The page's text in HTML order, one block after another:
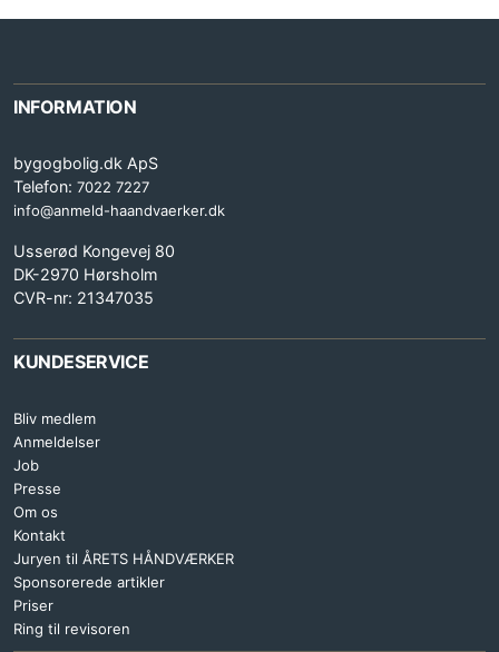
INFORMATION
bygogbolig.dk ApS
Telefon: 7022 7227
info@anmeld-haandvaerker.dk
Usserød Kongevej 80
DK-2970 Hørsholm
CVR-nr: 21347035
KUNDESERVICE
Bliv medlem
Anmeldelser
Job
Presse
Om os
Kontakt
Juryen til ÅRETS HÅNDVÆRKER
Sponsorerede artikler
Priser
Ring til revisoren